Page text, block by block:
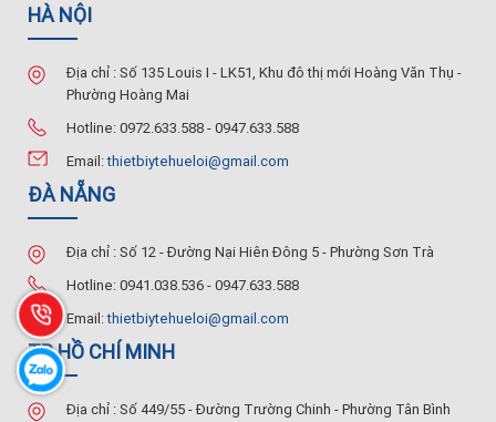
HÀ NỘI
Địa chỉ : Số 135 Louis I - LK51, Khu đô thị mới Hoàng Văn Thụ -
Phường Hoàng Mai
Hotline: 0972.633.588 - 0947.633.588
Email:thietbiytehueloi@gmail.com
ĐÀ NẴNG
Địa chỉ : Số 12 - Đường Nại Hiên Đông 5 - Phường Sơn Trà
Hotline: 0941.038.536 - 0947.633.588
Email:thietbiytehueloi@gmail.com
TP HỒ CHÍ MINH
Địa chỉ : Số 449/55 - Đường Trường Chinh - Phường Tân Bình